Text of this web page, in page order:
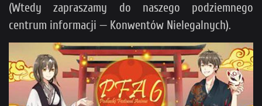
(Wtedy zapraszamy do naszego podziemnego
centrum informacji — Konwentów Nielegalnych).